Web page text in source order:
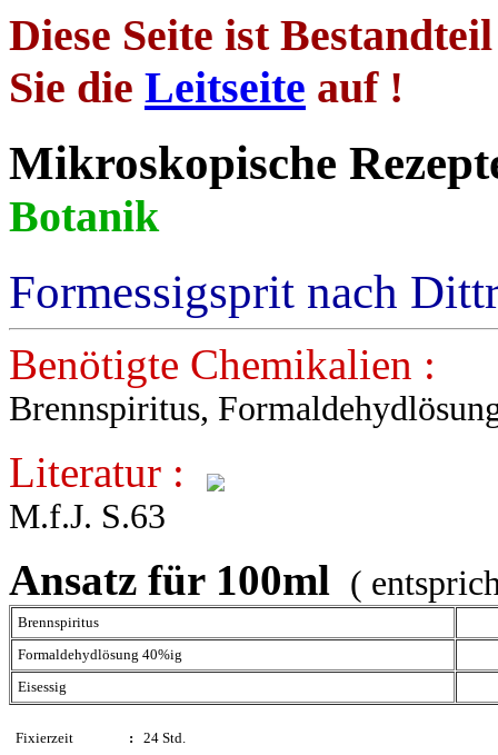
Diese Seite ist
Sie die Leitseite auf !
Mikroskopische
Botanik
Formessigsprit nach
Benötigte Chemikalien :
Brennspiritus,
Literatur :
M.f.J. S.63
Ansatz für 100ml (
Brennspiritus
Formaldehydlösung 40%ig
Eisessig
Fixierzeit : 24 Std.